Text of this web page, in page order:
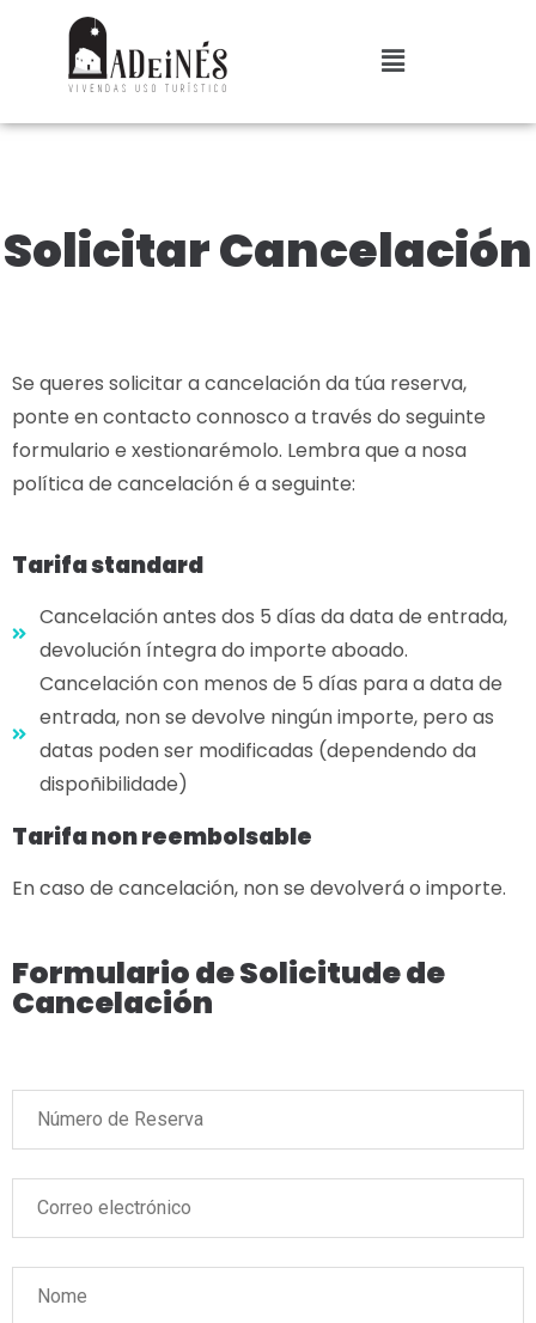
Solicitar Cancelación
Se queres solicitar a cancelación da túa reserva,
ponte en contacto connosco a través do seguinte
formulario e xestionarémolo. Lembra que a nosa
política de cancelación é a seguinte:
Tarifa standard
Cancelación antes dos 5 días da data de entrada,
devolución íntegra do importe aboado.
Cancelación con menos de 5 días para a data de
entrada, non se devolve ningún importe, pero as
datas poden ser modificadas (dependendo da
dispoñibilidade)
Tarifa non reembolsable
En caso de cancelación, non se devolverá o importe.
Formulario de Solicitude de
Cancelación